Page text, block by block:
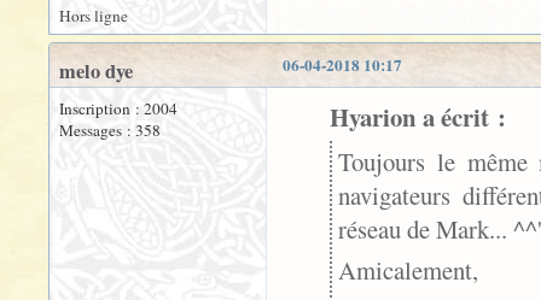
Hors ligne
06-04-2018 10:17
melo dye
Inscription : 2004
Messages : 358
Hyarion a écrit :
Toujours le même
navigateurs
réseau de Mark... ^^'
Amicalement,